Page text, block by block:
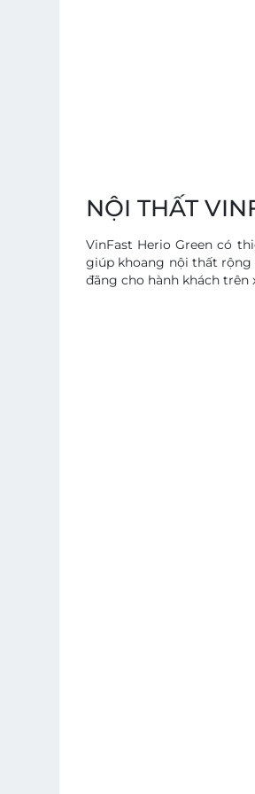
NỘI THẤT
VinFast Herio Green có
giúp khoang nội thất rộng
đãng cho hành khách trên